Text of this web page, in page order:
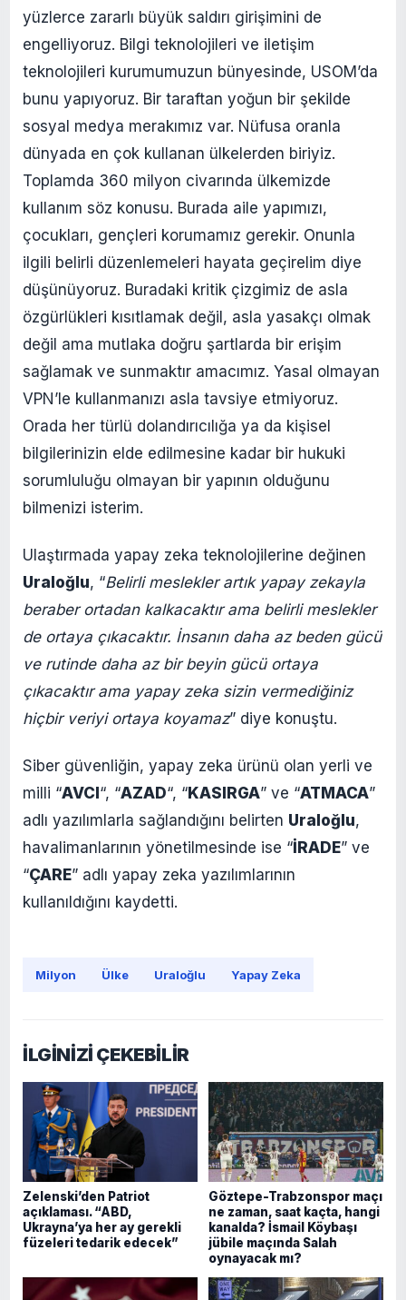
yüzlerce zararlı büyük saldırı girişimini de
engelliyoruz. Bilgi teknolojileri ve iletişim
teknolojileri kurumumuzun bünyesinde, USOM’da
bunu yapıyoruz. Bir taraftan yoğun bir şekilde
sosyal medya merakımız var. Nüfusa oranla
dünyada en çok kullanan ülkelerden biriyiz.
Toplamda 360 milyon civarında ülkemizde
kullanım söz konusu. Burada aile yapımızı,
çocukları, gençleri korumamız gerekir. Onunla
ilgili belirli düzenlemeleri hayata geçirelim diye
düşünüyoruz. Buradaki kritik çizgimiz de asla
özgürlükleri kısıtlamak değil, asla yasakçı olmak
değil ama mutlaka doğru şartlarda bir erişim
sağlamak ve sunmaktır amacımız. Yasal olmayan
VPN’le kullanmanızı asla tavsiye etmiyoruz.
Orada her türlü dolandırıcılığa ya da kişisel
bilgilerinizin elde edilmesine kadar bir hukuki
sorumluluğu olmayan bir yapının olduğunu
bilmenizi isterim.
Ulaştırmada yapay zeka teknolojilerine değinen
Uraloğlu, “Belirli meslekler artık yapay zekayla
beraber ortadan kalkacaktır ama belirli meslekler
de ortaya çıkacaktır. İnsanın daha az beden gücü
ve rutinde daha az bir beyin gücü ortaya
çıkacaktır ama yapay zeka sizin vermediğiniz
hiçbir veriyi ortaya koyamaz” diye konuştu.
Siber güvenliğin, yapay zeka ürünü olan yerli ve
milli “AVCI“, “AZAD“, “KASIRGA” ve “ATMACA”
adlı yazılımlarla sağlandığını belirten Uraloğlu,
havalimanlarının yönetilmesinde ise “İRADE” ve
“ÇARE” adlı yapay zeka yazılımlarının
kullanıldığını kaydetti.
Milyon Ülke Uraloğlu Yapay Zeka
İLGİNİZİ ÇEKEBİLİR
Zelenski’den Patriot
açıklaması. “ABD,
Ukrayna’ya her ay gerekli
füzeleri tedarik edecek”
Göztepe-Trabzonspor maçı
ne zaman, saat kaçta, hangi
kanalda? İsmail Köybaşı
jübile maçında Salah
oynayacak mı?